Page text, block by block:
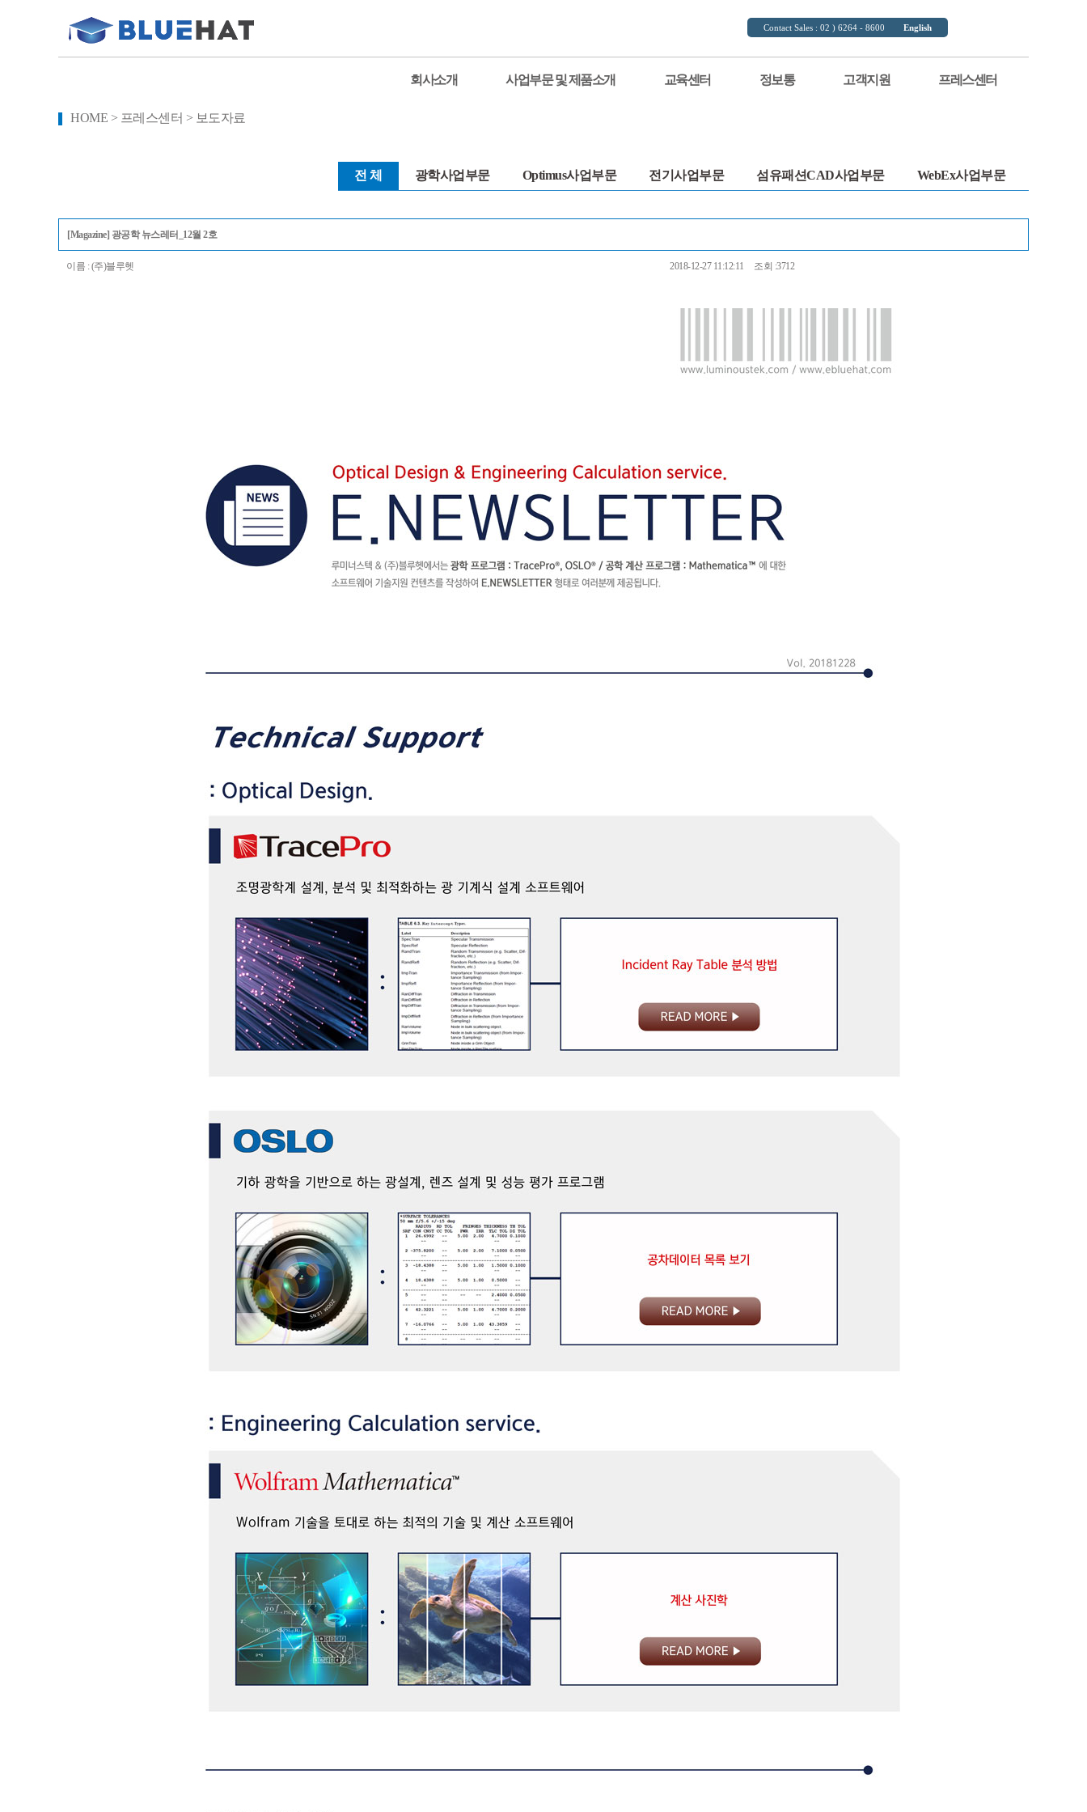
Contact Sales : 02 ) 6264 - 8600 English
회사소개 사업부문 및 제품소개 교육센터 정보통 고객지원 프레스센터
HOME > 프레스센터 > 보도자료
전 체 광학사업부문 Optimus사업부문 전기사업부문 섬유패션CAD사업부문 WebEx사업부문
[Magazine] 광공학 뉴스레터_12월 2호
이름 : (주)블루헷 2018-12-27 11:12:11 조회 :3712